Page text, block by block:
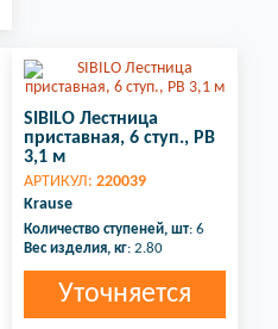
SIBILO Лестница
приставная, 6 ступ., РВ
3,1 м
АРТИКУЛ: 220039
Krause
Количество ступеней, шт: 6
Вес изделия, кг: 2.80
Уточняется